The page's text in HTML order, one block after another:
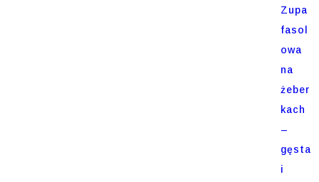
Zupa
fasol
owa
na
żeber
kach
–
gęsta
i